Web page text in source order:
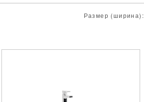
Размер (ширина):